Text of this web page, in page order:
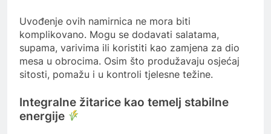
Uvođenje ovih namirnica ne mora biti
komplikovano. Mogu se dodavati salatama,
supama, varivima ili koristiti kao zamjena za dio
mesa u obrocima. Osim što produžavaju osjećaj
sitosti, pomažu i u kontroli tjelesne težine.
Integralne žitarice kao temelj stabilne
energije